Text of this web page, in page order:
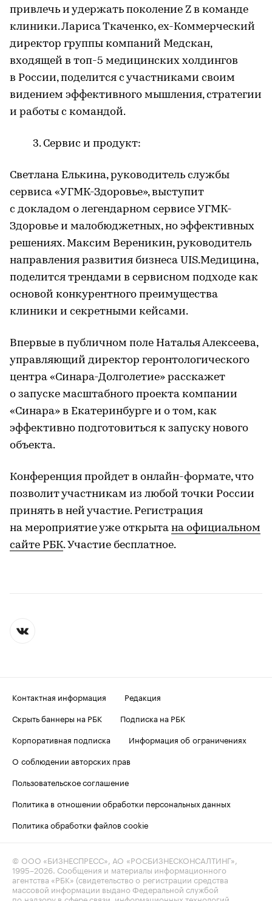
привлечь и удержать поколение Z в команде
клиники. Лариса Ткаченко, ex-Коммерческий
директор группы компаний Медскан,
входящей в топ-5 медицинских холдингов
в России, поделится с участниками своим
видением эффективного мышления, стратегии
и работы с командой.
Сервис и продукт:
Светлана Елькина, руководитель службы
сервиса «УГМК-Здоровье», выступит
с докладом о легендарном сервисе УГМК-
Здоровье и малобюджетных, но эффективных
решениях. Максим Вереникин, руководитель
направления развития бизнеса UIS.Медицина,
поделится трендами в сервисном подходе как
основой конкурентного преимущества
клиники и секретными кейсами.
Впервые в публичном поле Наталья Алексеева,
управляющий директор геронтологического
центра «Синара-Долголетие» расскажет
о запуске масштабного проекта компании
«Синара» в Екатеринбурге и о том, как
эффективно подготовиться к запуску нового
объекта.
Конференция пройдет в онлайн-формате, что
позволит участникам из любой точки России
принять в ней участие. Регистрация
на мероприятие уже открыта на официальном
сайте РБК. Участие бесплатное.
Контактная информация
Редакция
Скрыть баннеры на РБК
Подписка на РБК
Корпоративная подписка
Информация об ограничениях
О соблюдении авторских прав
Пользовательское соглашение
Политика в отношении обработки персональных данных
Политика обработки файлов cookie
© ООО «БИЗНЕСПРЕСС», АО «РОСБИЗНЕСКОНСАЛТИНГ»,
1995–2026. Сообщения и материалы информационного
агентства «РБК» (свидетельство о регистрации средства
массовой информации выдано Федеральной службой
по надзору в сфере связи, информационных технологий